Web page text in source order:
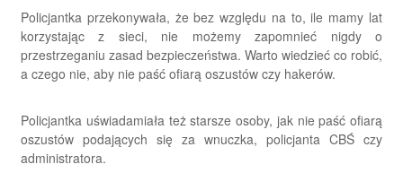
Policjantka przekonywała, że bez względu na to, ile mamy lat
korzystając z sieci, nie możemy zapomnieć nigdy o
przestrzeganiu zasad bezpieczeństwa. Warto wiedzieć co robić,
a czego nie, aby nie paść ofiarą oszustów czy hakerów.
Policjantka uświadamiała też starsze osoby, jak nie paść ofiarą
oszustów podających się za wnuczka, policjanta CBŚ czy
administratora.